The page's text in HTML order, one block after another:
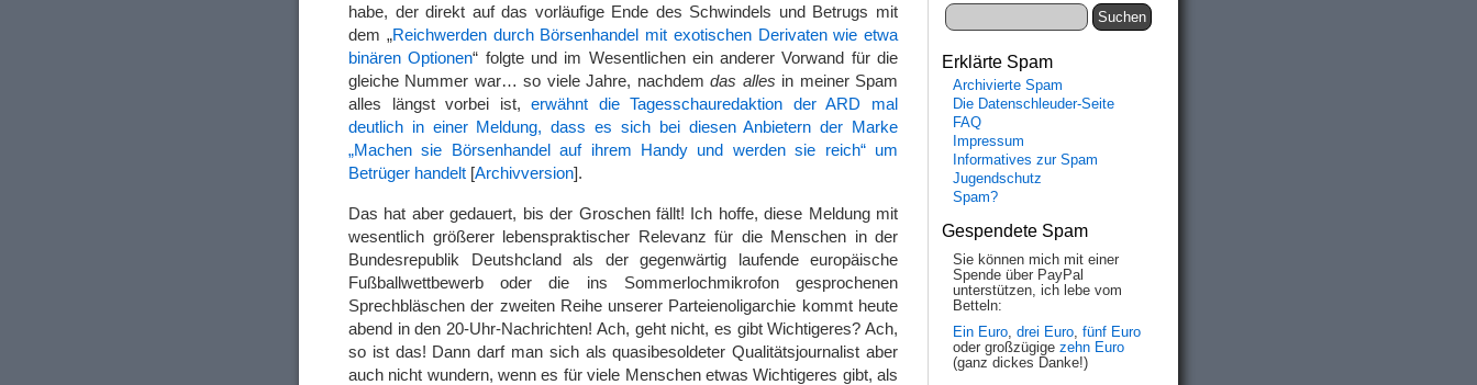
habe, der direkt auf das vorläufige Ende des Schwindels und Betrugs mit
dem „Reichwerden durch Börsenhandel mit exotischen Derivaten wie etwa
binären Optionen“ folgte und im Wesentlichen ein anderer Vorwand für die
gleiche Nummer war… so viele Jahre, nachdemdas alles in meiner Spam
alles längst vorbei ist,erwähnt die Tagesschauredaktion der ARD mal
deutlich in einer Meldung, dass es sich bei diesen Anbietern der Marke
„Machen sie Börsenhandel auf ihrem Handy und werden sie reich“ um
Betrüger handelt [Archivversion].
Das hat aber gedauert, bis der Groschen fällt! Ich hoffe, diese Meldung mit
wesentlich größerer lebenspraktischer Relevanz für die Menschen in der
Bundesrepublik Deutshcland als der gegenwärtig laufende europäische
Fußballwettbewerb oder die ins Sommerlochmikrofon gesprochenen
Sprechbläschen der zweiten Reihe unserer Parteienoligarchie kommt heute
abend in den 20-Uhr-Nach­richten! Ach, geht nicht, es gibt Wichtigeres? Ach,
so ist das! Dann darf man sich als quasibesoldeter Qualitätsjournalist aber
auch nicht wundern, wenn es für viele Menschen etwas Wichtigeres gibt, als
Erklärte Spam
Archivierte Spam
Die Datenschleuder-Seite
FAQ
Impressum
Informatives zur Spam
Jugendschutz
Spam?
Gespendete Spam
Sie können mich mit einer
Spende über PayPal
unterstützen, ich lebe vom
Betteln:
Ein Euro, drei Euro, fünf Euro
oder großzügige zehn Euro
(ganz dickes Danke!)